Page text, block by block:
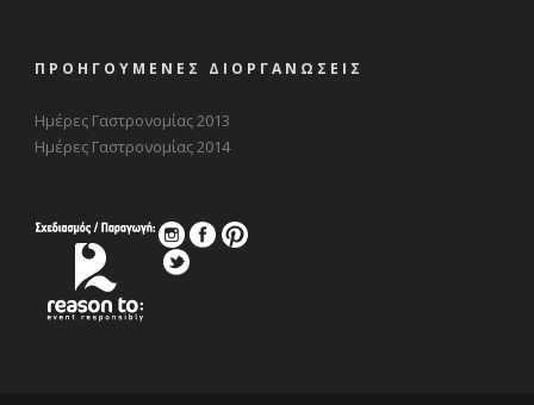
ΠΡΟΗΓΟΥΜΕΝΕΣ ΔΙΟΡΓΑΝΩΣΕΙΣ
Ημέρες Γαστρονομίας 2013
Ημέρες Γαστρονομίας 2014